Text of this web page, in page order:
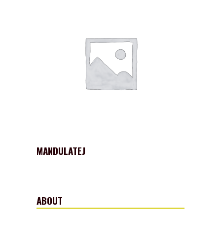
MANDULATEJ
ABOUT